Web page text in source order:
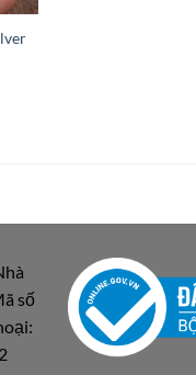
số